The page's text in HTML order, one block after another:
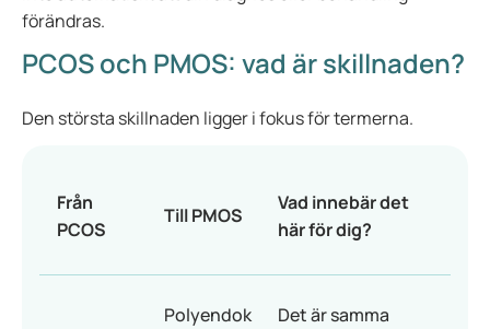
förändras.
PCOS och PMOS: vad är skillnaden?
Den största skillnaden ligger i fokus för termerna.
Från
PCOS
Till PMOS
Vad innebär det
här för dig?
Polyendok
Det är samma